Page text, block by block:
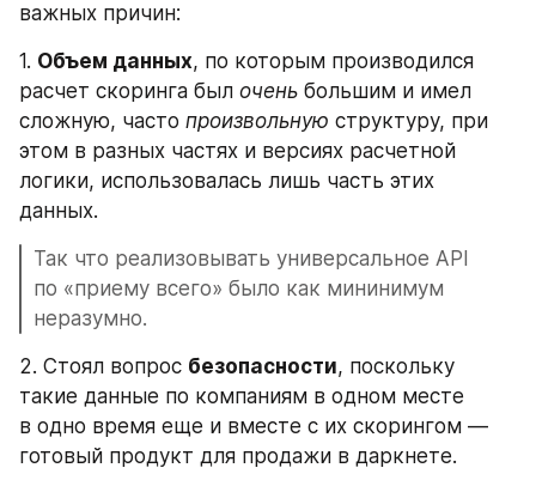
важных причин:
1. Объем данных, по которым производился
расчет скоринга был очень большим и имел
сложную, часто произвольную структуру, при
этом в разных частях и версиях расчетной
логики, использовалась лишь часть этих
данных.
Так что реализовывать универсальное API
по «приему всего» было как мининимум
неразумно.
2. Стоял вопрос безопасности, поскольку
такие данные по компаниям в одном месте
в одно время еще и вместе с их скорингом —
готовый продукт для продажи в даркнете.